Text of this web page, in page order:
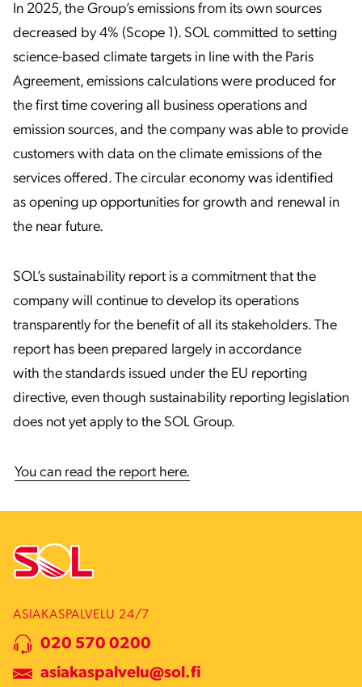
In 2025, the Group’s emissions from its own sources
decreased by 4% (Scope 1). SOL committed to setting
science-based climate targets in line with the Paris
Agreement, emissions calculations were produced for
the first time covering all business operations and
emission sources, and the company was able to provide
customers with data on the climate emissions of the
services offered. The circular economy was identified
as opening up opportunities for growth and renewal in
the near future.
SOL’s sustainability report is a commitment that the
company will continue to develop its operations
transparently for the benefit of all its stakeholders. The
report has been prepared largely in accordance
with the standards issued under the EU reporting
directive, even though sustainability reporting legislation
does not yet apply to the SOL Group.
You can read the report here.
ASIAKASPALVELU 24/7
020 570 0200
asiakaspalvelu@sol.fi